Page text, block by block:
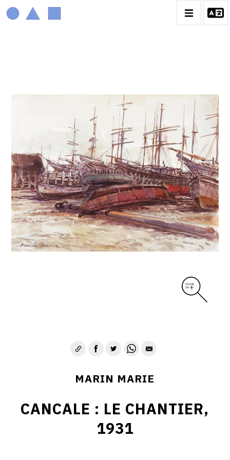
MARIN MARIE
BIOGRAPHIE
CATALOGUE DES OEUVRES
CONTACT
MARIN MARIE
CANCALE : LE CHANTIER,
1931